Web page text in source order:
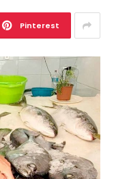
Pinterest